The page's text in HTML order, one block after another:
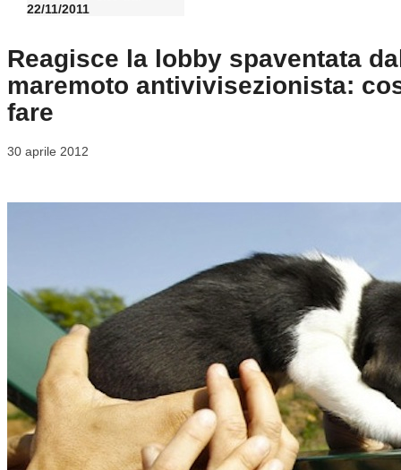
22/11/2011
Reagisce la lobby spaventata
maremoto antivivisezionista:
fare
30 aprile 2012